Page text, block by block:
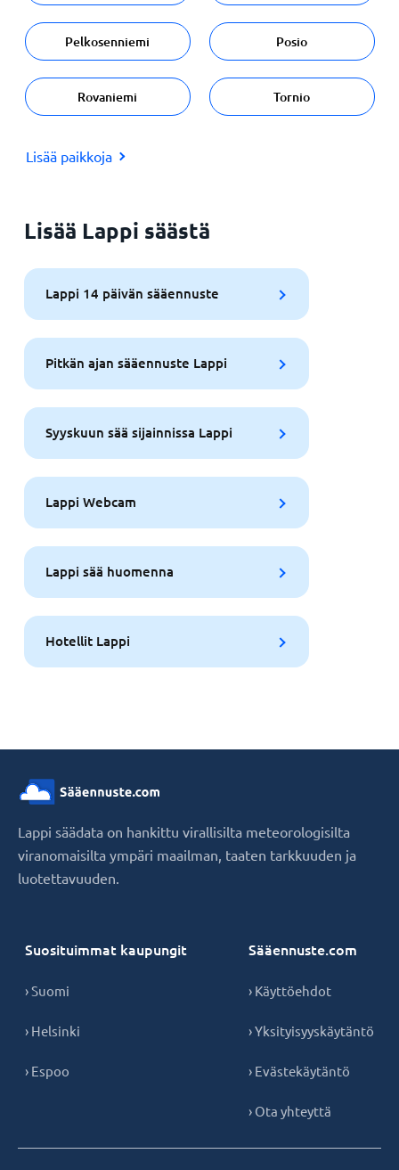
Pelkosenniemi Posio
Rovaniemi Tornio
Lisää paikkoja
Lisää Lappi säästä
Lappi 14 päivän sääennuste
Pitkän ajan sääennuste Lappi
Syyskuun sää sijainnissa Lappi
Lappi Webcam
Lappi sää huomenna
Hotellit Lappi
Lappi säädata on hankittu virallisilta meteorologisilta
viranomaisilta ympäri maailman, taaten tarkkuuden ja
luotettavuuden.
Suosituimmat kaupungit
› Suomi
› Helsinki
› Espoo
Sääennuste.com
› Käyttöehdot
› Yksityisyyskäytäntö
› Evästekäytäntö
› Ota yhteyttä